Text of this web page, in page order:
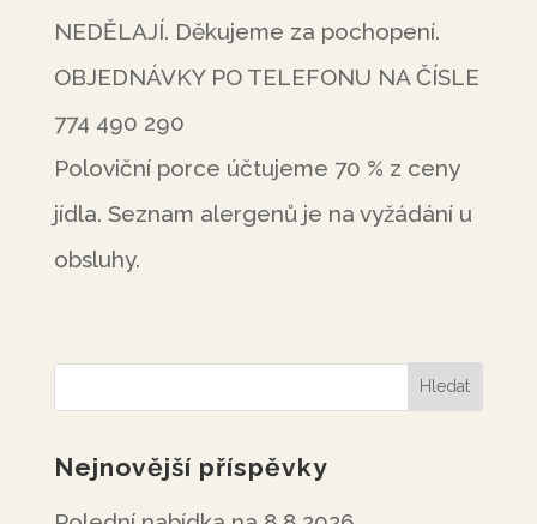
NEDĚLAJÍ. Děkujeme za pochopení.
OBJEDNÁVKY PO TELEFONU NA ČÍSLE
774 490 290
Poloviční porce účtujeme 70 % z ceny
jídla. Seznam alergenů je na vyžádání u
obsluhy.
Nejnovější příspěvky